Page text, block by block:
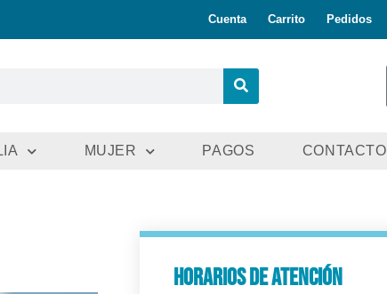
Cuenta Carrito Pedidos
MUJER PAGOS CONTACTO
horarios de atención